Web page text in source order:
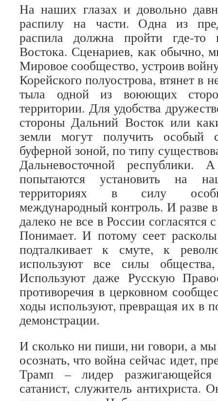
На наших глазах и довольно
распилу на части. Одна из
распила должна пройти где-то
Востока. Сценариев, как обычно,
Мировое сообщество, устроив
Корейского полуострова, втянет в
тыла одной из воюющих
территории. Для удобства
стороны Дальний Восток или
земли могут получить особый
буферной зоной, по типу
Дальневосточной
попытаются установить на
территориях в силу
международный контроль. И разве
далеко не все в России согласятся
Понимает. И потому сеет
подталкивает к смуте, к
используют все силы
Используют даже Русскую
противоречия в церковном
ходы используют, превращая их в
демонстрации.
И сколько ни пиши, ни говори, а
осознать, что война сейчас идет,
Трамп – лидер
сатанист, служитель антихриста.